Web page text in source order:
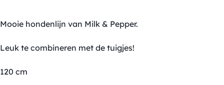
Mooie hondenlijn van Milk & Pepper.
Leuk te combineren met de tuigjes!
120 cm